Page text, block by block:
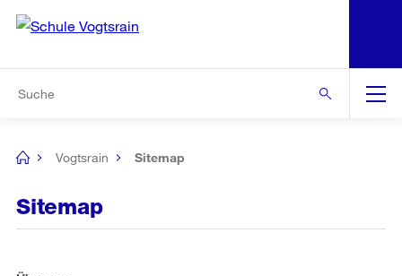
Navigation
[no
Vogtsrain Sitemap
Sitemap